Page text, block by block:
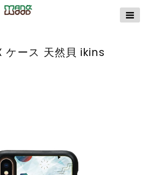
【公式サイト】
｜Man&Wood天然
木ケース
ース 天然貝 ikins